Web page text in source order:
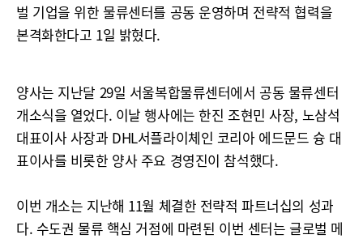
벌 기업을 위한 물류센터를 공동 운영하며 전략적 협력을
본격화한다고 1일 밝혔다.
양사는 지난달 29일 서울복합물류센터에서 공동 물류센터
개소식을 열었다. 이날 행사에는 한진 조현민 사장, 노삼석
대표이사 사장과 DHL서플라이체인 코리아 에드문드 슝 대
표이사를 비롯한 양사 주요 경영진이 참석했다.
이번 개소는 지난해 11월 체결한 전략적 파트너십의 성과
다. 수도권 물류 핵심 거점에 마련된 이번 센터는 글로벌 메